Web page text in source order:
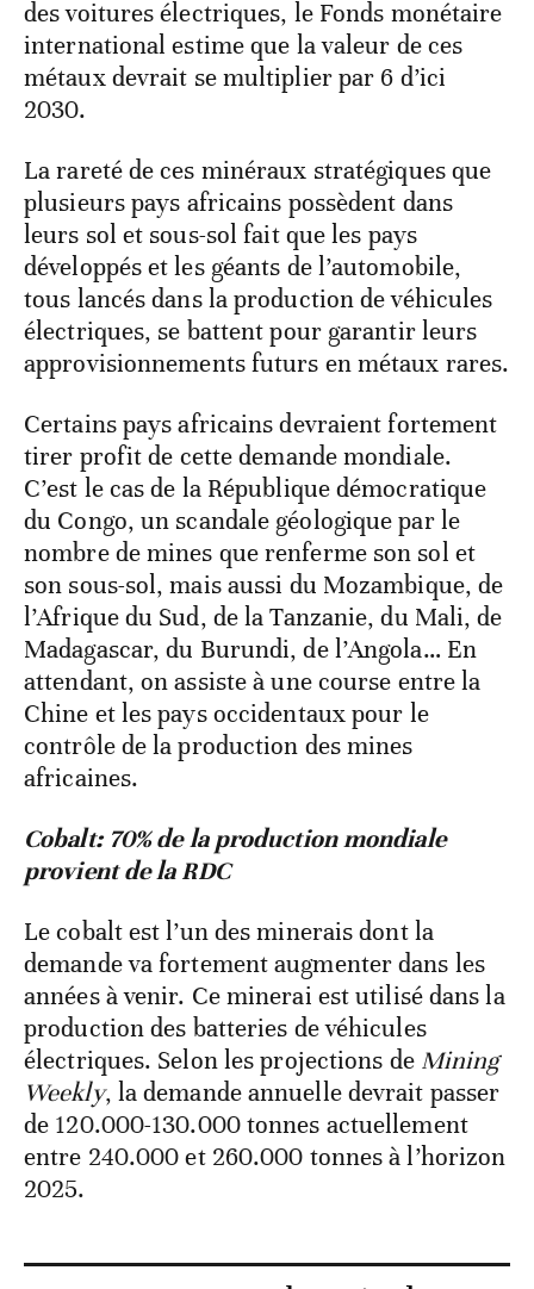
des voitures électriques, le Fonds monétaire
international estime que la valeur de ces
métaux devrait se multiplier par 6 d’ici
2030.
La rareté de ces minéraux stratégiques que
plusieurs pays africains possèdent dans
leurs sol et sous-sol fait que les pays
développés et les géants de l’automobile,
tous lancés dans la production de véhicules
électriques, se battent pour garantir leurs
approvisionnements futurs en métaux rares.
Certains pays africains devraient fortement
tirer profit de cette demande mondiale.
C’est le cas de la République démocratique
du Congo, un scandale géologique par le
nombre de mines que renferme son sol et
son sous-sol, mais aussi du Mozambique, de
l’Afrique du Sud, de la Tanzanie, du Mali, de
Madagascar, du Burundi, de l’Angola… En
attendant, on assiste à une course entre la
Chine et les pays occidentaux pour le
contrôle de la production des mines
africaines.
Cobalt: 70% de la production mondiale
provient de la RDC
Le cobalt est l’un des minerais dont la
demande va fortement augmenter dans les
années à venir. Ce minerai est utilisé dans la
production des batteries de véhicules
électriques. Selon les projections de Mining
Weekly, la demande annuelle devrait passer
de 120.000-130.000 tonnes actuellement
entre 240.000 et 260.000 tonnes à l’horizon
2025.